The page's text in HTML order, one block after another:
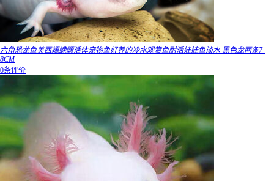
六角恐龙鱼美西螈蝾螈活体宠物鱼好养的冷水观赏鱼耐活娃娃鱼淡水 黑色龙两条7-
8CM
0条评价